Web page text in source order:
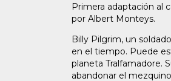
Primera adaptación al
por Albert Monteys.
Billy Pilgrim, un
en el tiempo. Puede
planeta Tralfamadore.
abandonar el